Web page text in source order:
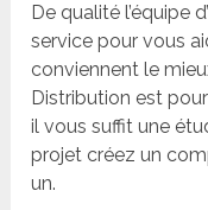
De qualité l’équipe
service pour vous
conviennent le
Distribution est
il vous suffit une
projet créez un
un.